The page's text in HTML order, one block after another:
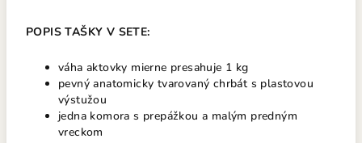
POPIS TAŠKY V SETE:
váha aktovky mierne presahuje 1 kg
pevný anatomicky tvarovaný chrbát s plastovou
výstužou
jedna komora s prepážkou a malým predným
vreckom